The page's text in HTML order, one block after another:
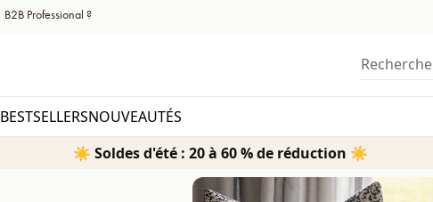
B2B Professional ?
Recherche
BESTSELLERSNOUVEAUTÉS
☀️ Soldes d'été : 20 à 60 % de réduction ☀️